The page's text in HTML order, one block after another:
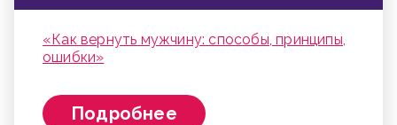
«Как вернуть мужчину: способы, принципы,
ошибки»
Подробнее